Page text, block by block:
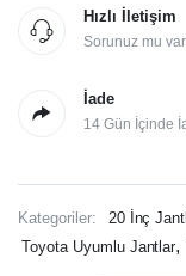
Hızlı İletişim
Sorunuz mu
İade
14 Gün İçinde
Kategoriler: 20 İnç
Toyota Uyumlu Jantlar,